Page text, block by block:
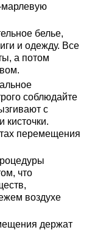
марлевую
белье,
и одежду. Все
а потом
соблюдайте
с
кисточки.
перемещения
что
воздухе
держат